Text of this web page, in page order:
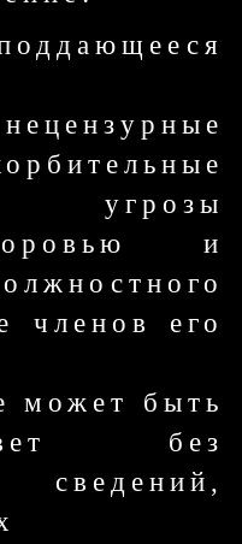
угрозы
и
членов его
может быть
без
сведений,